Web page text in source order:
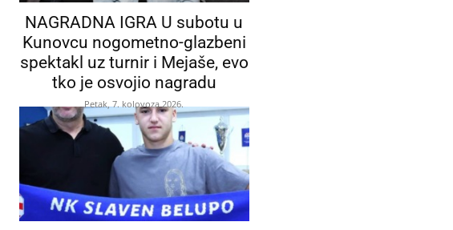
NAGRADNA IGRA U subotu u
Kunovcu nogometno-glazbeni
spektakl uz turnir i Mejaše, evo
tko je osvojio nagradu
Petak, 7. kolovoza 2026.